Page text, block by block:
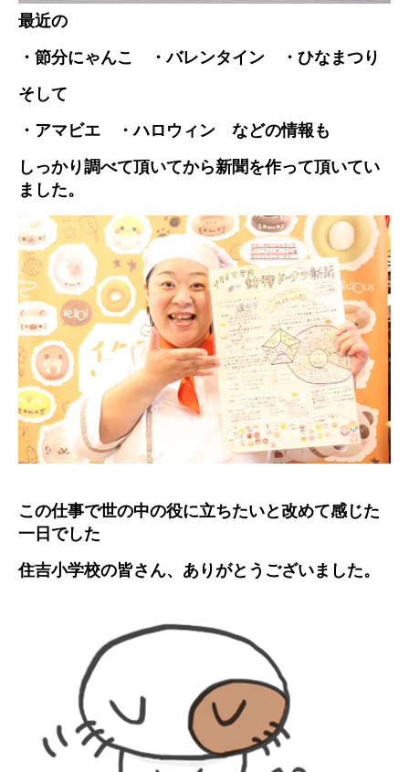
最近の
・節分にゃんこ ・バレンタイン ・ひなまつり
そして
・アマビエ ・ハロウィン などの情報も
しっかり調べて頂いてから新聞を作って頂いてい
ました。
この仕事で世の中の役に立ちたいと改めて感じた
一日でした
住吉小学校の皆さん、ありがとうございました。